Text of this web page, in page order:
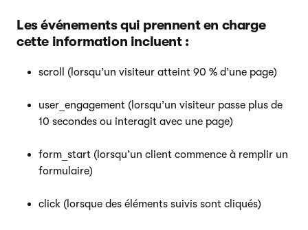
Les événements qui prennent en charge
cette information incluent :
scroll (lorsqu’un visiteur atteint 90 % d’une page)
user_engagement (lorsqu’un visiteur passe plus de
10 secondes ou interagit avec une page)
form_start (lorsqu’un client commence à remplir un
formulaire)
click (lorsque des éléments suivis sont cliqués)